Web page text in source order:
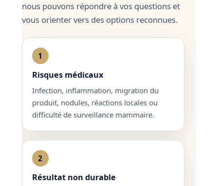
nous pouvons répondre à vos questions et
vous orienter vers des options reconnues.
1
Risques médicaux
Infection, inflammation, migration du
produit, nodules, réactions locales ou
difficulté de surveillance mammaire.
2
Résultat non durable